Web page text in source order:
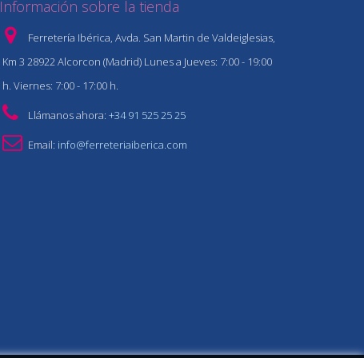
Información sobre la tienda
Ferretería Ibérica, Avda. San Martin de Valdeiglesias,
Km 3 28922 Alcorcon (Madrid) Lunes a Jueves: 7:00 - 19:00
h. Viernes: 7:00 - 17:00 h.
Llámanos ahora: +34 91 525 25 25
Email: info@ferreteriaiberica.com